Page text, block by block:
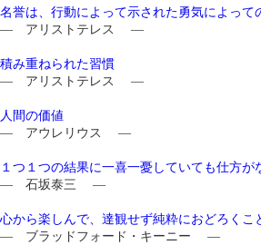
名誉は、行動によって示された勇気によって
― アリストテレス ―
積み重ねられた習慣
― アリストテレス ―
人間の価値
― アウレリウス ―
１つ１つの結果に一喜一憂していても仕方が
― 石坂泰三 ―
心から楽しんで、達観せず純粋におどろくこ
― ブラッドフォード・キーニー ―